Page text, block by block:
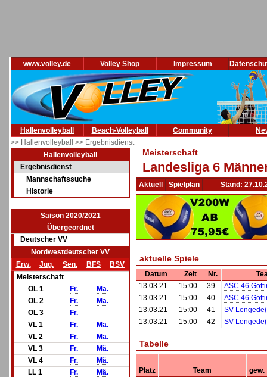
www.volley.de Volley Shop Impressum
Hallenvolleyball Beach-Volleyball Community
>> Hallenvolleyball >> Ergebnisdienst
Hallenvolleyball
Ergebnisdienst
Mannschaftssuche
Historie
Saison 2020/2021
Übergeordnet
Deutscher VV
Nordwestdeutscher VV
Erw.
Jug. Sen. BFS
BSV
Meisterschaft
OL 1
Fr.
Mä.
OL 2
Fr.
Mä.
OL 3
Fr.
VL 1
Fr.
Mä.
VL 2
Fr.
Mä.
VL 3
Fr.
Mä.
VL 4
Fr.
Mä.
LL 1
Fr.
Mä.
Meisterschaft
Landesliga 6
Aktuell Spielplan Stand:
aktuelle Spiele
Datum Zeit Nr.
13.03.21
15:00 39
ASC 46
13.03.21
15:00 40
ASC 46
13.03.21
15:00 41
SV
13.03.21
15:00 42 SV
Tabelle
Platz Team
gew.